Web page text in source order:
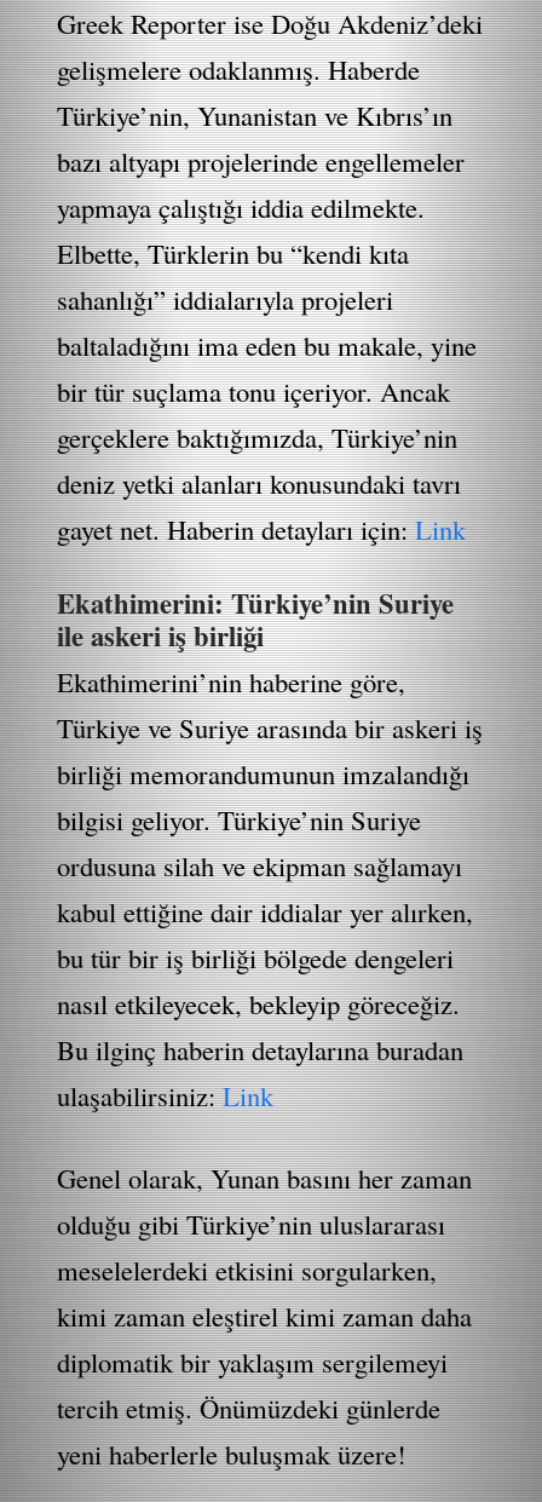
Greek Reporter ise Doğu Akdeniz’deki
gelişmelere odaklanmış. Haberde
Türkiye’nin, Yunanistan ve Kıbrıs’ın
bazı altyapı projelerinde engellemeler
yapmaya çalıştığı iddia edilmekte.
Elbette, Türklerin bu “kendi kıta
sahanlığı” iddialarıyla projeleri
baltaladığını ima eden bu makale, yine
bir tür suçlama tonu içeriyor. Ancak
gerçeklere baktığımızda, Türkiye’nin
deniz yetki alanları konusundaki tavrı
gayet net. Haberin detayları için:Link
Ekathimerini: Türkiye’nin Suriye
ile askeri iş birliği
Ekathimerini’nin haberine göre,
Türkiye ve Suriye arasında bir askeri iş
birliği memorandumunun imzalandığı
bilgisi geliyor. Türkiye’nin Suriye
ordusuna silah ve ekipman sağlamayı
kabul ettiğine dair iddialar yer alırken,
bu tür bir iş birliği bölgede dengeleri
nasıl etkileyecek, bekleyip göreceğiz.
Bu ilginç haberin detaylarına buradan
ulaşabilirsiniz:Link
Genel olarak, Yunan basını her zaman
olduğu gibi Türkiye’nin uluslararası
meselelerdeki etkisini sorgularken,
kimi zaman eleştirel kimi zaman daha
diplomatik bir yaklaşım sergilemeyi
tercih etmiş. Önümüzdeki günlerde
yeni haberlerle buluşmak üzere!